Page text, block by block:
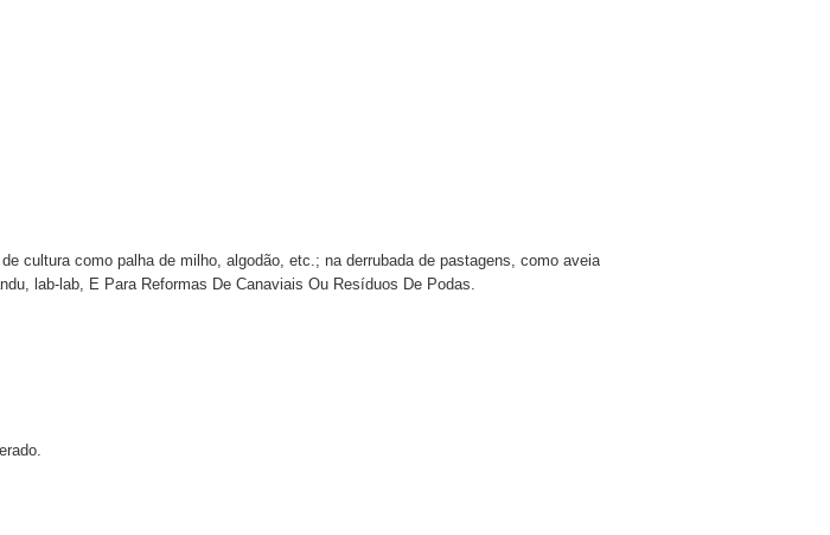
cultura como palha de milho, algodão, etc.; na derrubada de pastagens, como aveia
lab-lab, E Para Reformas De Canaviais Ou Resíduos De Podas.